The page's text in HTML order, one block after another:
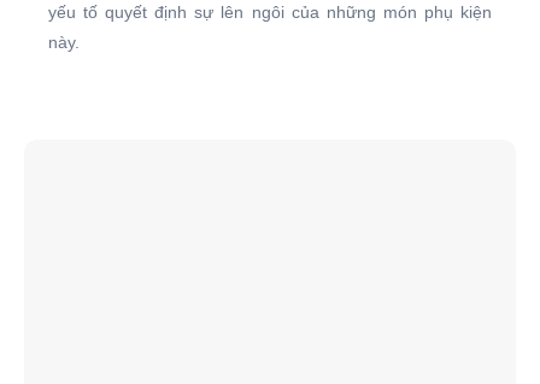
yếu tố quyết định sự lên ngôi của những món phụ kiện
này.